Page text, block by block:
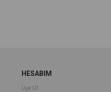
HESABIM
Üye Ol